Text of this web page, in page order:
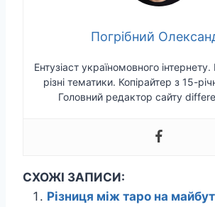
Погрібний
Ентузіаст україномовного
різні тематики. Копірайтер з 15-
Головний редактор сайту
СХОЖІ ЗАПИСИ:
Різниця між таро на